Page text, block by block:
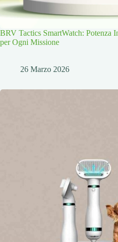
BRV Tactics SmartWatch: Potenza
per Ogni Missione
26 Marzo 2026